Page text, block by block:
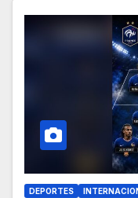
DEPORTES